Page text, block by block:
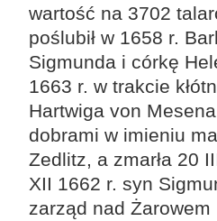
wartość na 3702
poślubił w 1658 r.
Sigmunda i córkę
1663 r. w trakcie
Hartwiga von
dobrami w imieniu
Zedlitz, a zmarła 20
XII 1662 r. syn
zarząd nad